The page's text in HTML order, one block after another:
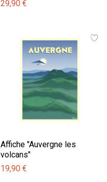
29,90 €
Affiche "Auvergne les
volcans"
19,90 €